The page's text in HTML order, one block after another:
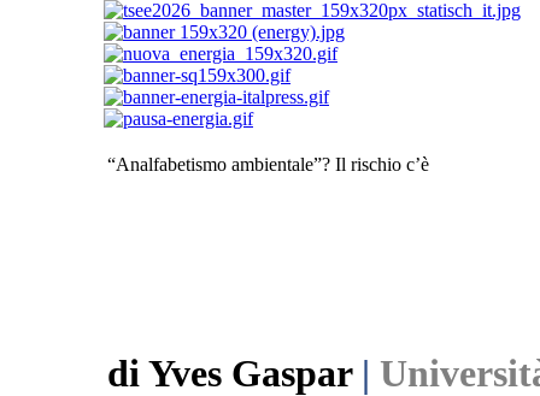
“Analfabetismo ambientale”? Il rischio c’è
di Yves Gaspar |